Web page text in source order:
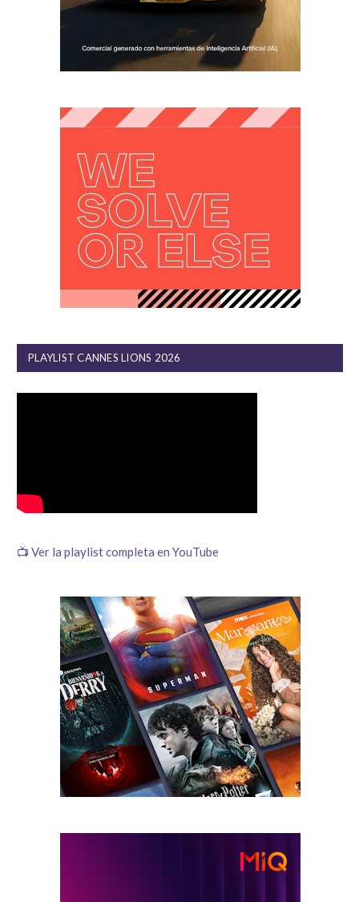
PLAYLIST CANNES LIONS 2026
📺 Ver la playlist completa en YouTube